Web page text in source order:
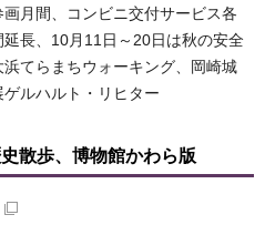
月間、コンビニ交付サービス各
長、10月11日～20日は秋の安全
てらまちウォーキング、岡崎城
ルハルト・リヒター
散歩、博物館かわら版